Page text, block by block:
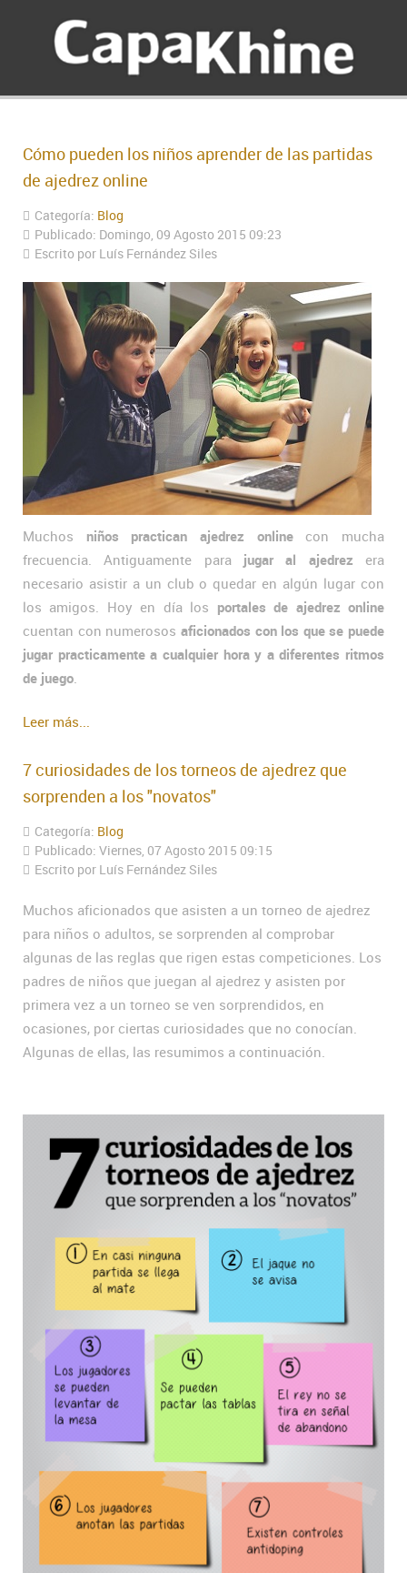
Cómo pueden los niños aprender de las partidas
de ajedrez online
Categoría: Blog
Publicado: Domingo, 09 Agosto 2015 09:23
Escrito por Luís Fernández Siles
Muchos niños practican ajedrez onlinecon mucha
frecuencia. Antiguamente para jugar al ajedrez era
necesario asistir a un club o quedar en algún lugar con
los amigos. Hoy en día los portales de ajedrez online
cuentan con numerosos aficionados con los que se puede
jugar practicamente a cualquier hora y a diferentes ritmos
de juego
Leer más...
7 curiosidades de los torneos de ajedrez que
sorprenden a los "novatos"
Categoría: Blog
Publicado: Viernes, 07 Agosto 2015 09:15
Escrito por Luís Fernández Siles
Muchos aficionados que asisten a un torneo de ajedrez
para niños o adultos, se sorprenden al comprobar
algunas de las reglas que rigen estas competiciones. Los
padres de niños que juegan al ajedrez y asisten por
primera vez a un torneo se ven sorprendidos, en
ocasiones, por ciertas curiosidades que no conocían.
Algunas de ellas, las resumimos a continuación.